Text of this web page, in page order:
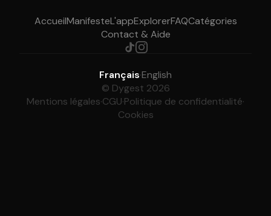
AccueilManifesteL'appExplorerFAQCatégories
Contact & Aide
Français·English
© Dygest 2026
Mentions légales·CGU·Politique de confidentialité·
Cookies